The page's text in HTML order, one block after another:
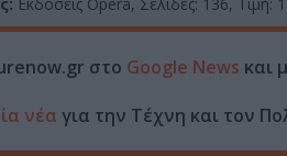
στο Google News και
νέα για την Τέχνη και τον